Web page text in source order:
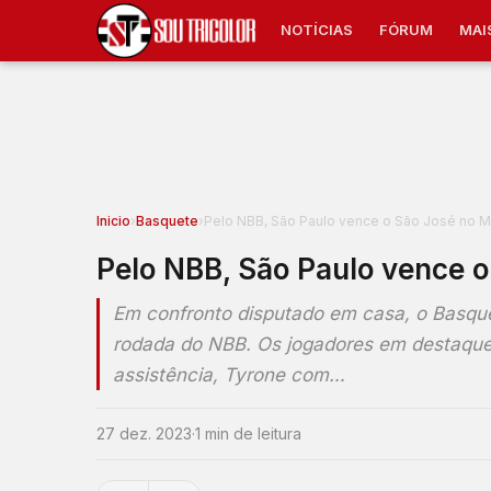
NOTÍCIAS FÓRUM
Inicio›Basquete›Pelo NBB, São Paulo vence o São José no
Pelo NBB, São Paulo vence
Em confronto disputado em casa, o
rodada do NBB. Os jogadores em
assistência, Tyrone com…
27 dez. 2023·1 min de leitura